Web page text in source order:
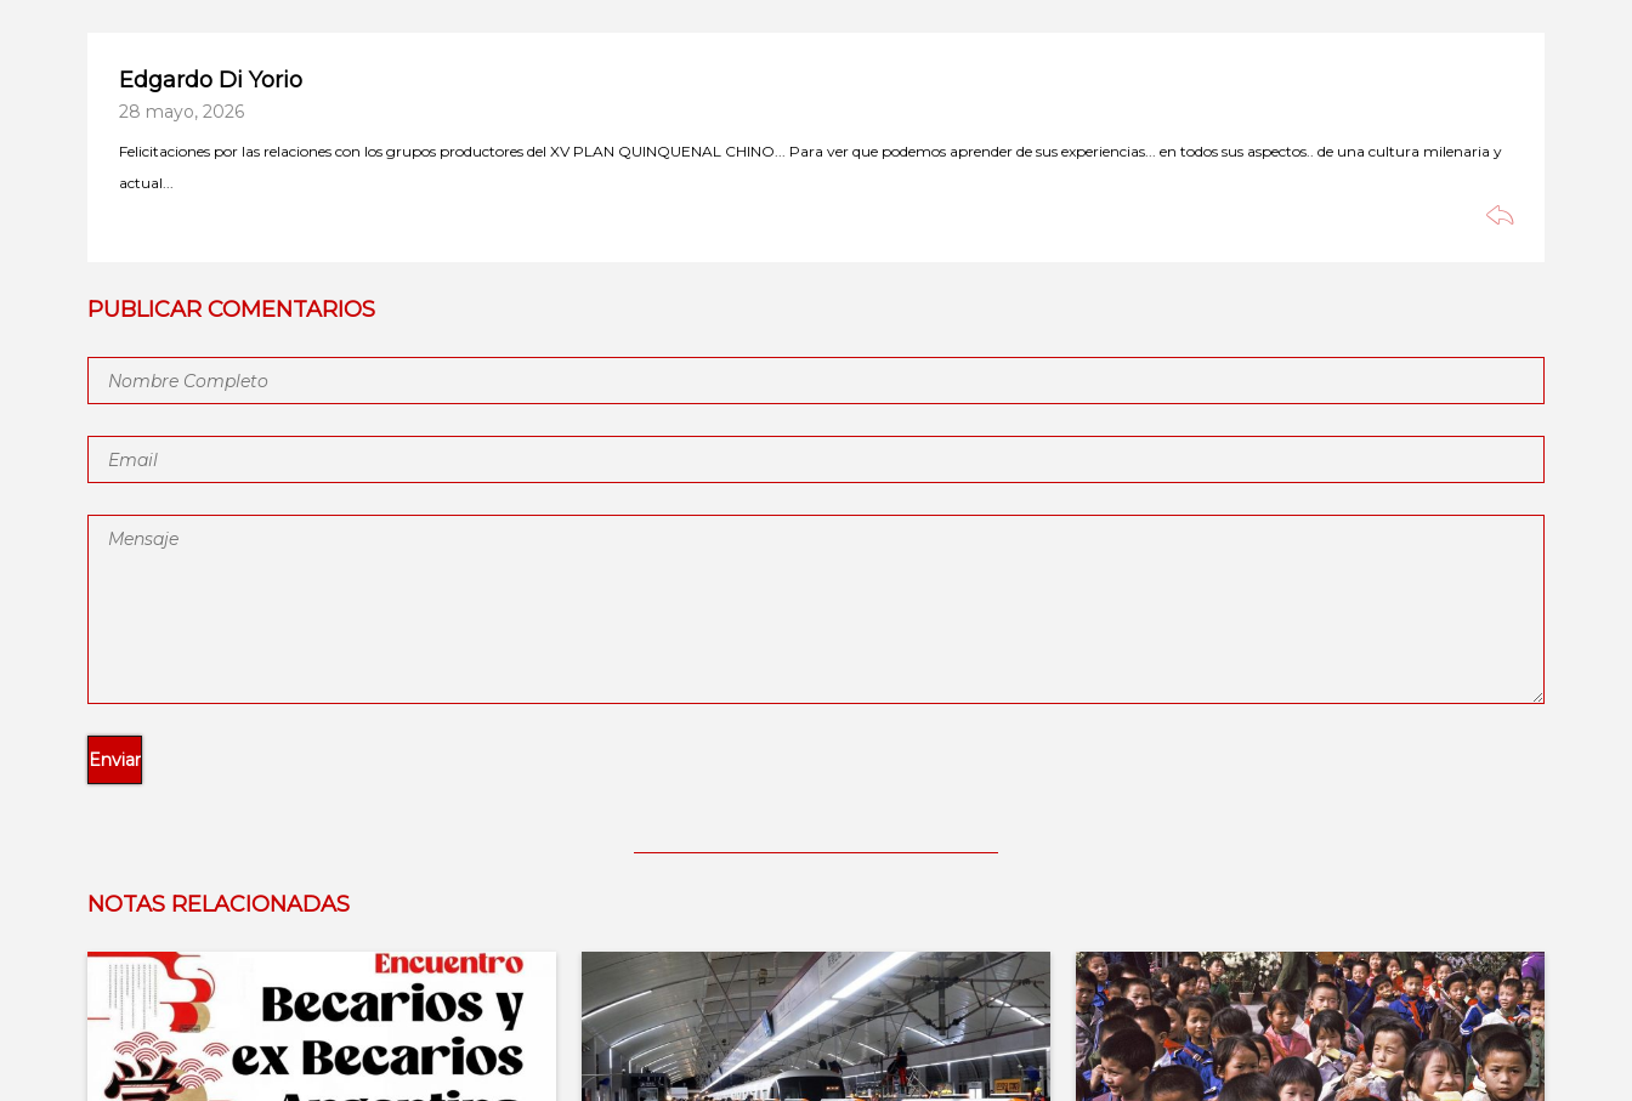
Edgardo Di Yorio
28 mayo, 2026
Felicitaciones por las relaciones con los grupos productores del XV PLAN QUINQUENAL CHINO... Para ver que podemos aprender de sus experiencias... en todos sus aspectos.. de una cultura milenaria y
actual...
PUBLICAR COMENTARIOS
NOTAS RELACIONADAS